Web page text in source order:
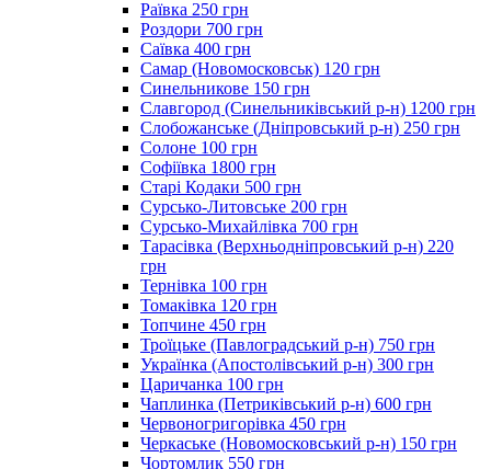
Раївка 250 грн
Роздори 700 грн
Саївка 400 грн
Самар (Новомосковськ) 120 грн
Синельникове 150 грн
Славгород (Синельниківський р-н) 1200 грн
Слобожанське (Дніпровський р-н) 250 грн
Солоне 100 грн
Софіївка 1800 грн
Старі Кодаки 500 грн
Сурсько-Литовське 200 грн
Сурсько-Михайлівка 700 грн
Тарасівка (Верхньодніпровський р-н) 220
грн
Тернівка 100 грн
Томаківка 120 грн
Топчине 450 грн
Троїцьке (Павлоградський р-н) 750 грн
Українка (Апостолівський р-н) 300 грн
Царичанка 100 грн
Чаплинка (Петриківський р-н) 600 грн
Червоногригорівка 450 грн
Черкаське (Новомосковський р-н) 150 грн
Чортомлик 550 грн